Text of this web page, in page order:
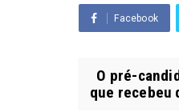
Facebook
O pré-
que recebeu